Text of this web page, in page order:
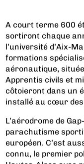
A court terme 600
sortiront chaque
l’université d’Aix-
formations
aéronautique,
Apprentis civils et
côtoieront dans un
installé au cœur des
L’aérodrome de
parachutisme
européen. C’est
connu, le premier